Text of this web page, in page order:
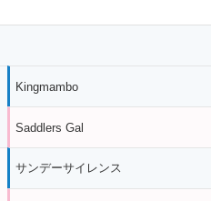
Kingmambo
Saddlers Gal
サンデーサイレンス